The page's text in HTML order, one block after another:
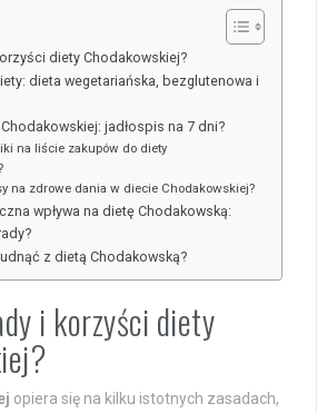
diety Chodakowskiej?
dieta wegetariańska, bezglutenowa i
jadłospis na 7 dni?
na liście zakupów do diety
na zdrowe dania w diecie Chodakowskiej?
wpływa na dietę Chodakowską:
z dietą Chodakowską?
i korzyści diety
opiera się na kilku istotnych zasadach,